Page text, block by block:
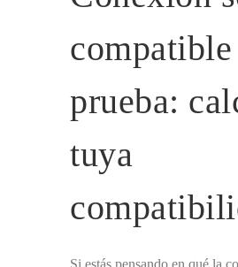
compatible
prueba:
tuya
Si estás pensando en qué la